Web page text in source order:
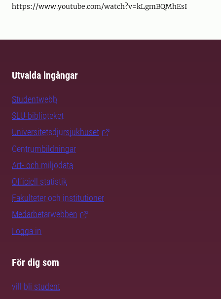
https://www.youtube.com/watch?v=kLgmBQMhEsI
Utvalda ingångar
Studentwebb
SLU-biblioteket
Universitetsdjursjukhuset
Centrumbildningar
Art- och miljödata
Officiell statistik
Fakulteter och institutioner
Medarbetarwebben
Logga in
För dig som
vill bli student